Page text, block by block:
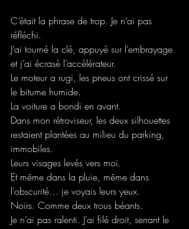
C’était la phrase de trop. Je n’ai pas
réfléchi.
J’ai tourné la clé, appuyé sur l’embrayage
et j’ai écrasé l’accélérateur.
Le moteur a rugi, les pneus ont crissé sur
le bitume humide.
La voiture a bondi en avant.
Dans mon rétroviseur, les deux silhouettes
restaient plantées au milieu du parking,
immobiles.
Leurs visages levés vers moi.
Et même dans la pluie, même dans
l’obscurité… je voyais leurs yeux.
Noirs. Comme deux trous béants.
Je n’ai pas ralenti. J’ai filé droit, serrant le